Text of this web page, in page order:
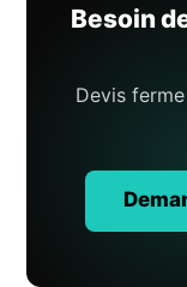
Besoin
Devis